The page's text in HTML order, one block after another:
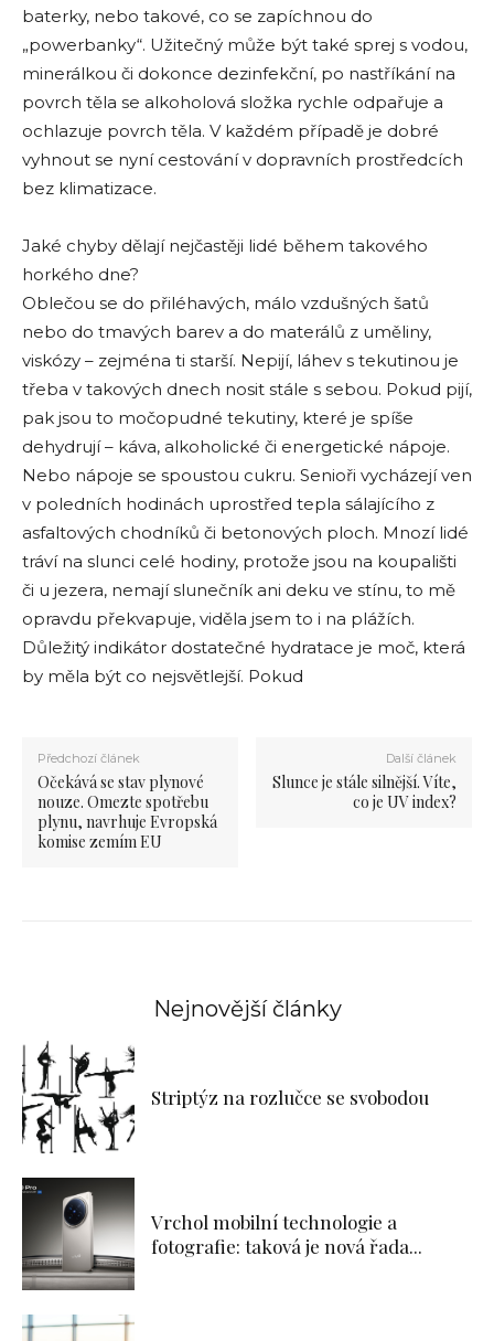
baterky, nebo takové, co se zapíchnou do
„powerbanky“. Užitečný může být také sprej s vodou,
minerálkou či dokonce dezinfekční, po nastříkání na
povrch těla se alkoholová složka rychle odpařuje a
ochlazuje povrch těla. V každém případě je dobré
vyhnout se nyní cestování v dopravních prostředcích
bez klimatizace.
Jaké chyby dělají nejčastěji lidé během takového
horkého dne?
Oblečou se do přiléhavých, málo vzdušných šatů
nebo do tmavých barev a do materálů z uměliny,
viskózy – zejména ti starší. Nepijí, láhev s tekutinou je
třeba v takových dnech nosit stále s sebou. Pokud pijí,
pak jsou to močopudné tekutiny, které je spíše
dehydrují – káva, alkoholické či energetické nápoje.
Nebo nápoje se spoustou cukru. Senioři vycházejí ven
v poledních hodinách uprostřed tepla sálajícího z
asfaltových chodníků či betonových ploch. Mnozí lidé
tráví na slunci celé hodiny, protože jsou na koupališti
či u jezera, nemají slunečník ani deku ve stínu, to mě
opravdu překvapuje, viděla jsem to i na plážích.
Důležitý indikátor dostatečné hydratace je moč, která
by měla být co nejsvětlejší. Pokud
Předchozí článek
Očekává se stav plynové
nouze. Omezte spotřebu
plynu, navrhuje Evropská
komise zemím EU
Další článek
Slunce je stále silnější. Víte,
co je UV index?
Nejnovější články
Striptýz na rozlučce se svobodou
Vrchol mobilní technologie a
fotografie: taková je nová řada...